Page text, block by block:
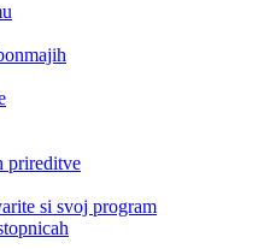
prireditve
si svoj program